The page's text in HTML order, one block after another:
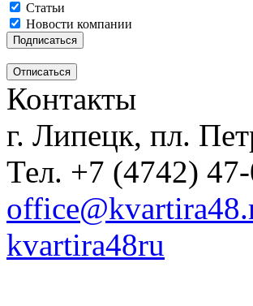
Статьи
Новости компании
Контакты
г. Липецк, пл.
Тел. +7 (4742)
kvartira48ru